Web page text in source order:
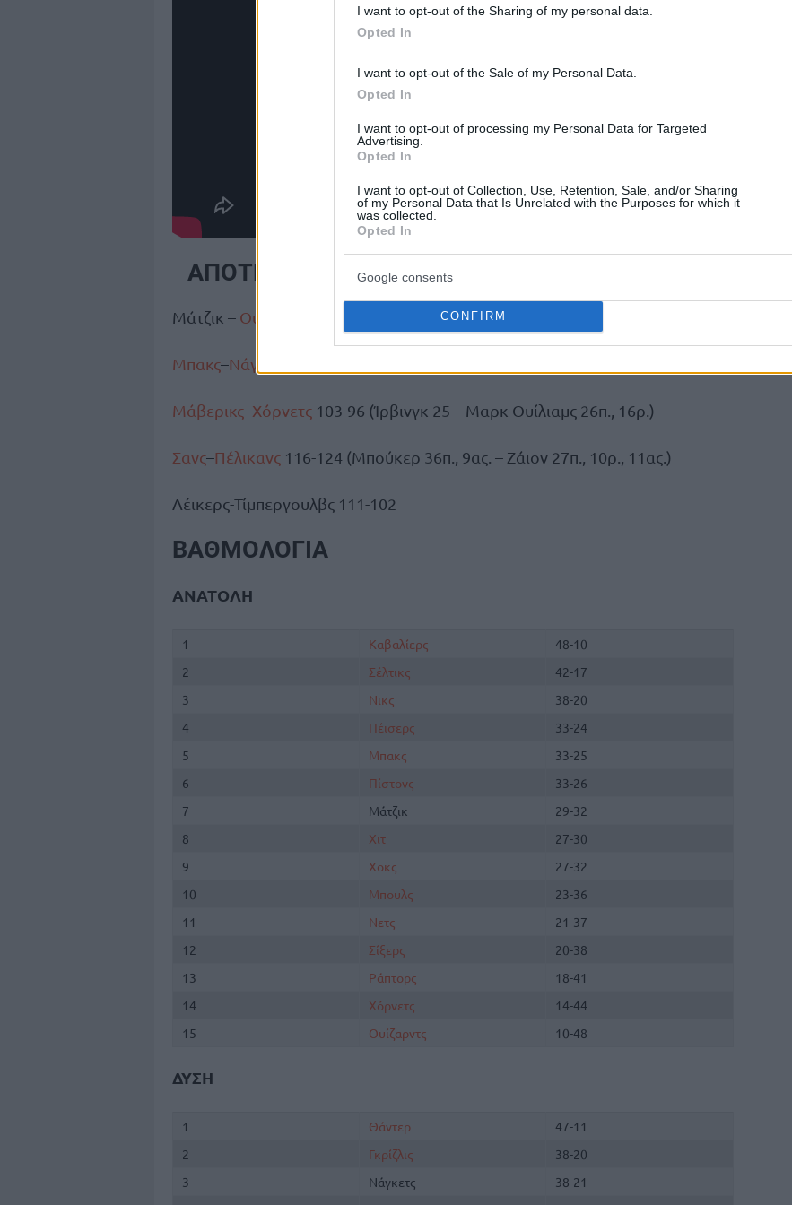
I want to opt-out of the Sharing of my personal data.
Opted In
I want to opt-out of the Sale of my Personal Data.
Opted In
I want to opt-out of processing my Personal Data for Targeted
Advertising.
Opted In
I want to opt-out of Collection, Use, Retention, Sale, and/or Sharing
of my Personal Data that Is Unrelated with the Purposes for which it
was collected.
Opted In
Google consents
CONFIRM
ΑΠΟΤΕΛΕΣΜΑΤΑ
Μάτζικ – Ουόριορς 115-121 (Μπανκέρο 41- Κάρι 56)
Μπακς–Νάγκετς
Μάβερικς–Χόρνετς 103-96 (Ίρβινγκ 25 – Μαρκ Ουίλιαμς 26π., 16ρ.)
Σανς–Πέλικανς 116-124 (Μπούκερ 36π., 9ας. – Ζάιον 27π., 10ρ., 11ας.)
Λέικερς-Τίμπεργουλβς 111-102
ΒΑΘΜΟΛΟΓΙΑ
ΑΝΑΤΟΛΗ
1 Καβαλίερς
48-10
2
Σέλτικς
42-17
3
Νικς
38-20
4
Πέισερς
33-24
5
Μπακς
33-25
6
Πίστονς
33-26
7
Μάτζικ
29-32
8
Χιτ
27-30
9
Χοκς
27-32
10
Μπουλς
23-36
11
Νετς
21-37
12
Σίξερς
20-38
13
Ράπτορς
18-41
14
Χόρνετς
14-44
15
Ουίζαρντς 10-48
ΔΥΣΗ
1 Θάντερ
47-11
2
Γκρίζλις
38-20
3
Νάγκετς
38-21